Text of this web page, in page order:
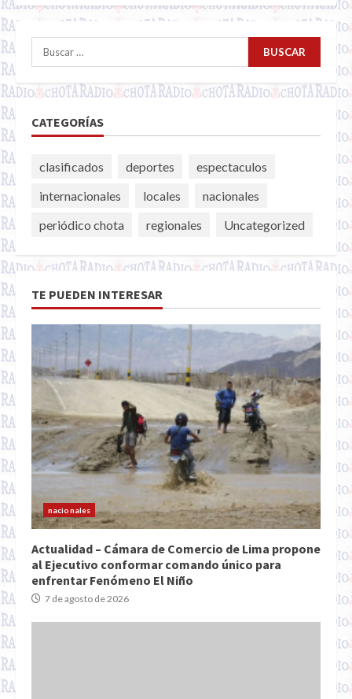
Buscar:
CATEGORÍAS
clasificados deportes
espectaculos
internacionales
locales
nacionales
periódico chota
regionales Uncategorized
TE PUEDEN INTERESAR
nacionales
Actualidad – Cámara de Comercio de Lima propone
al Ejecutivo conformar comando único para
enfrentar Fenómeno El Niño
7 de agosto de 2026